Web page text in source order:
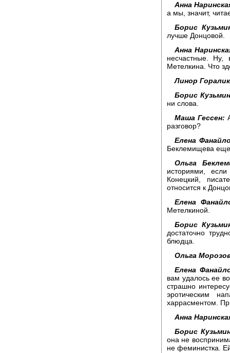
Анна
а мы, значит,
Борис
лучше Донцовой.
Анна
несчастные. Ну,
Метелкина. Что
Линор
Борис
ни слова.
Маша Гессен:
разговор?
Елена
Беклемищева еще
Ольга
историями,
Конецкий,
относится к
Елена
Метелкиной.
Борис
достаточно
блюдца.
Ольга
Елена
вам удалось ее
страшно
эротическим
харрасментом.
Анна
Борис
она не
не феминистка.